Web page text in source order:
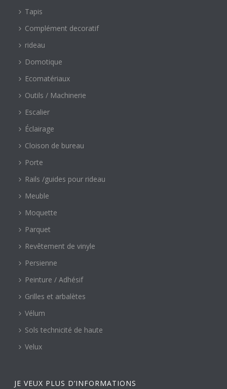
Tapis
Complément decoratif
rideau
Domotique
Ecomatériaux
Outils / Machinerie
Escalier
Éclairage
Cloison de bureau
Porte
Rails /guides pour rideau
Meuble
Moquette
Parquet
Revêtement de vinyle
Persienne
Peinture / Adhésif
Grilles et arbalètes
Vélum
Sols technicité de haute
Velux
JE VEUX PLUS D’INFORMATIONS